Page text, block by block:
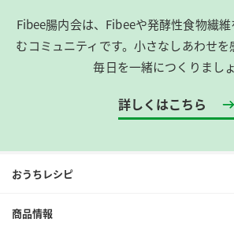
Fibee腸内会は、​Fibeeや発酵性食物繊
むコミュニティです。​小さなしあわせ
毎日を一緒につくりましょ
詳しくはこちら
おうちレシピ
商品情報